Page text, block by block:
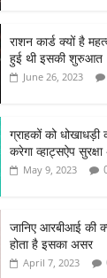
राशन कार्ड क्यों है
हुई थी इसकी शुरुआत
June 26, 2023
ग्राहकों को धोखाधड़ी
करेगा व्हाट्सऐप
May 9, 2023
जानिए आरबीआई की
होता है इसका असर
April 7, 2023